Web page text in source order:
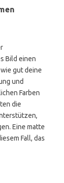
Bild einen
gut deine
und
Farben
die
Eine matte
Fall, das